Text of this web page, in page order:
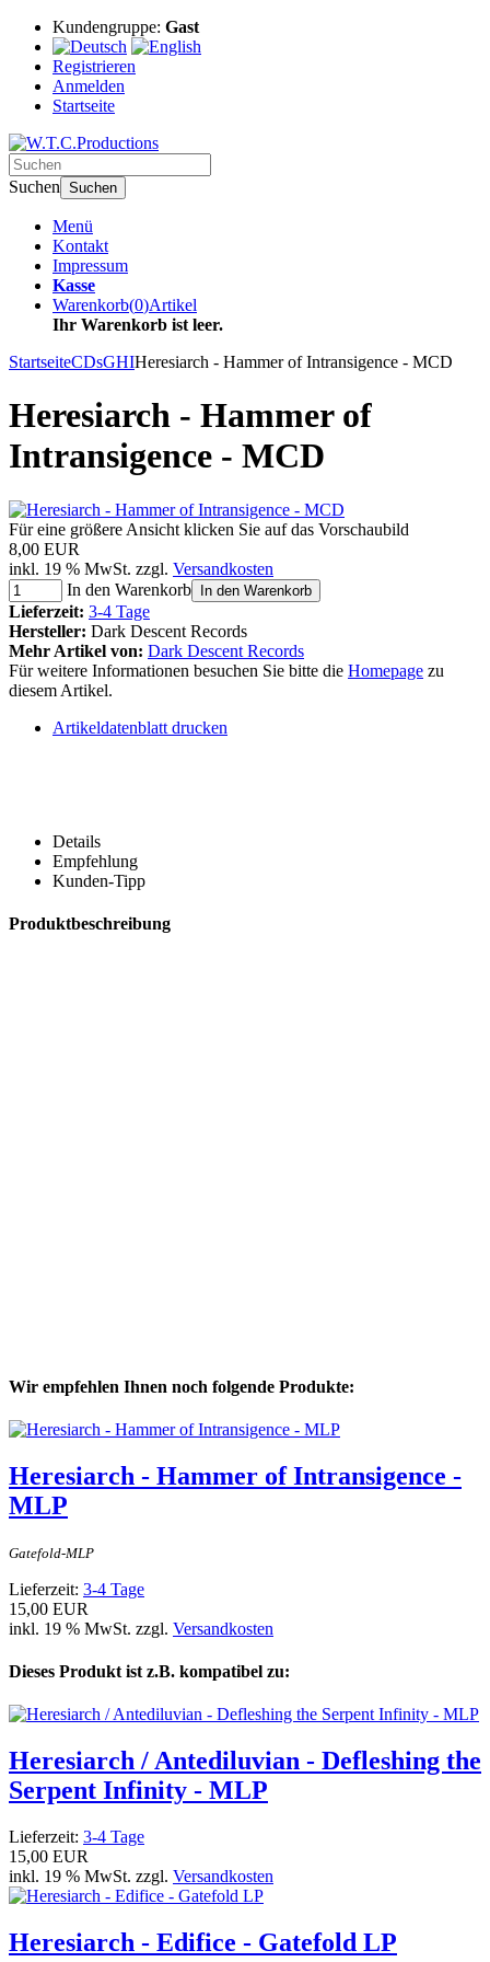
Kundengruppe: Gast
Registrieren
Anmelden
Startseite
Suchen Suchen
Menü
Kontakt
Impressum
Kasse
Warenkorb(0)Artikel
Ihr Warenkorb ist leer.
StartseiteCDsGHIHeresiarch - Hammer of Intransigence - MCD
Heresiarch - Hammer of
Intransigence - MCD
Für eine größere Ansicht klicken Sie auf das Vorschaubild
8,00 EUR
inkl. 19 % MwSt. zzgl. Versandkosten
In den Warenkorb
In den Warenkorb
Lieferzeit: 3-4 Tage
Hersteller: Dark Descent Records
Mehr Artikel von: Dark Descent Records
Für weitere Informationen besuchen Sie bitte die Homepage zu
diesem Artikel.
Artikeldatenblatt drucken
Details
Empfehlung
Kunden-Tipp
Produktbeschreibung
Wir empfehlen Ihnen noch folgende Produkte:
Heresiarch - Hammer of Intransigence -
MLP
Gatefold-MLP
Lieferzeit: 3-4 Tage
15,00 EUR
inkl. 19 % MwSt. zzgl. Versandkosten
Dieses Produkt ist z.B. kompatibel zu:
Heresiarch / Antediluvian - Defleshing the
Serpent Infinity - MLP
Lieferzeit: 3-4 Tage
15,00 EUR
inkl. 19 % MwSt. zzgl. Versandkosten
Heresiarch - Edifice - Gatefold LP